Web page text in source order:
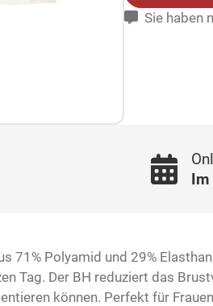
Sie haben
Im
71% Polyamid und 29%
Tag. Der BH reduziert das
können. Perfekt für